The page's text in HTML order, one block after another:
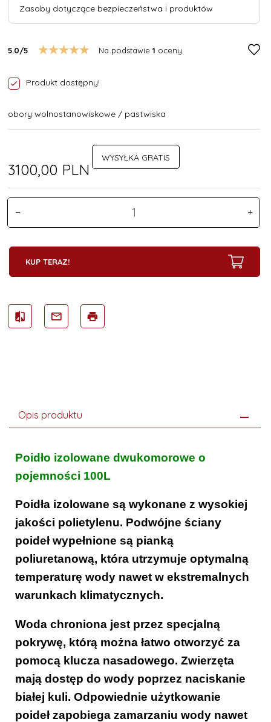
Zasoby dotyczące bezpieczeństwa i produktów
5.0/5 Na podstawie 1 oceny
Produkt dostępny!
obory wolnostanowiskowe / pastwiska
3100,00 PLN
WYSYŁKA GRATIS
KUP TERAZ!
Opis produktu
Poidło izolowane dwukomorowe o
pojemności 100L
Poidła izolowane są wykonane z wysokiej
jakości polietylenu. Podwójne ściany
poideł wypełnione są pianką
poliuretanową, która utrzymuje optymalną
temperaturę wody nawet w ekstremalnych
warunkach klimatycznych.
Woda chroniona jest przez specjalną
pokrywę, którą można łatwo otworzyć za
pomocą klucza nasadowego. Zwierzęta
mają dostęp do wody poprzez naciskanie
białej kuli. Odpowiednie użytkowanie
poideł zapobiega zamarzaniu wody nawet